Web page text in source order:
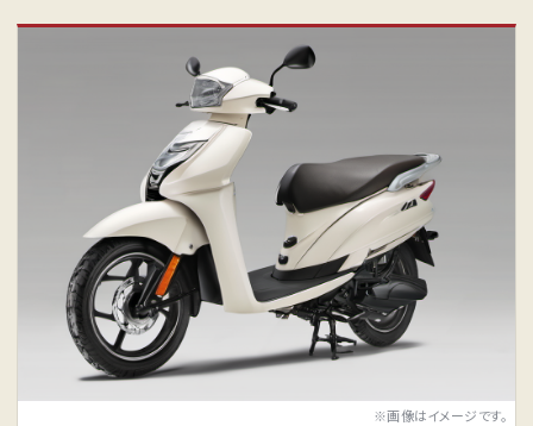
※画像はイメージです。